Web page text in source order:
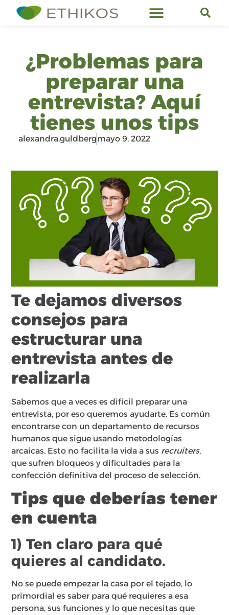
¿Problemas para
preparar una
entrevista? Aquí
tienes unos tips
alexandra.guldbergmayo 9, 2022
Te dejamos diversos
consejos para
estructurar una
entrevista antes de
realizarla
Sabemos que a veces es difícil preparar una
entrevista, por eso queremos ayudarte. Es común
encontrarse con un departamento de recursos
humanos que sigue usando metodologías
arcaicas. Esto no facilita la vida a sus recruiters,
que sufren bloqueos y dificultades para la
confección definitiva del proceso de selección.
Tips que deberías tener
en cuenta
1) Ten claro para qué
quieres al candidato.
No se puede empezar la casa por el tejado, lo
primordial es saber para qué requieres a esa
persona, sus funciones y lo que necesitas que